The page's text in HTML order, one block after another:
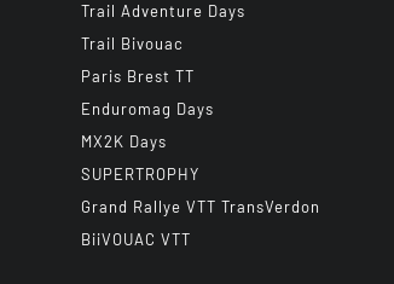
Trail Adventure Days
Trail Bivouac
Paris Brest TT
Enduromag Days
MX2K Days
SUPERTROPHY
Grand Rallye VTT TransVerdon
BiiVOUAC VTT